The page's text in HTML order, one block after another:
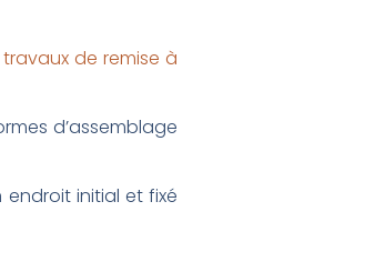
travaux de remise à
d’assemblage
initial et fixé